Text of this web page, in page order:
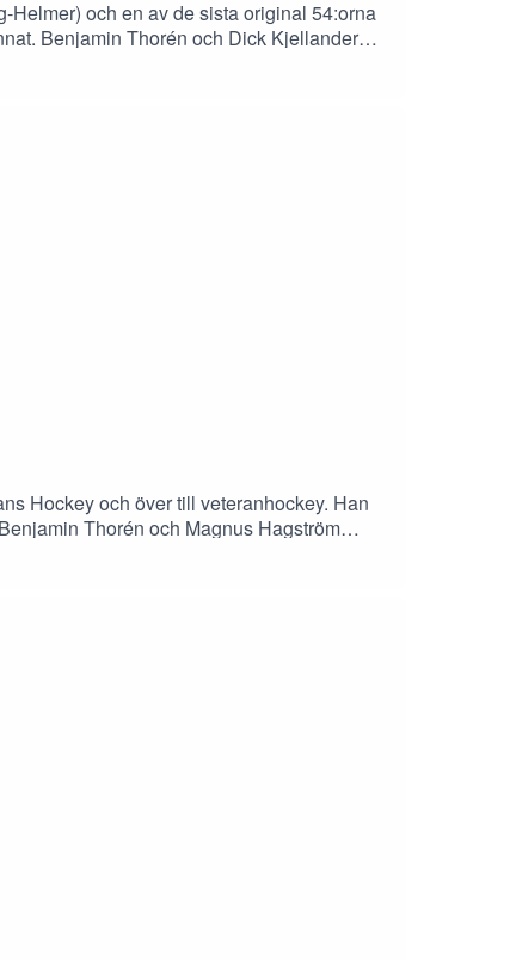
Helmer) och en av de sista original 54:orna
Benjamin Thorén och Dick Kjellander
Hockey och över till veteranhockey. Han
Thorén och Magnus Hagström